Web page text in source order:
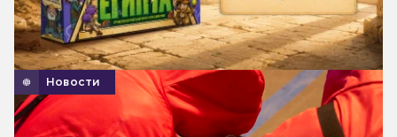
Новости